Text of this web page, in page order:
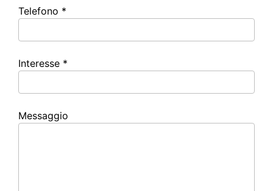
Telefono *
Interesse *
Messaggio